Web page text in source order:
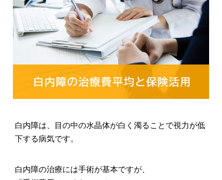
白内障は、目の中の水晶体が白く濁ることで視力が低
下する病気です。
白内障の治療には手術が基本ですが、